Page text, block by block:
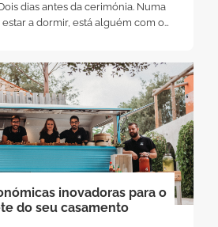
dias antes da cerimónia. Numa
a dormir, está alguém com o
não se esqueceram do bolo.
se de o levar a sério.
inovadoras para o
do seu casamento